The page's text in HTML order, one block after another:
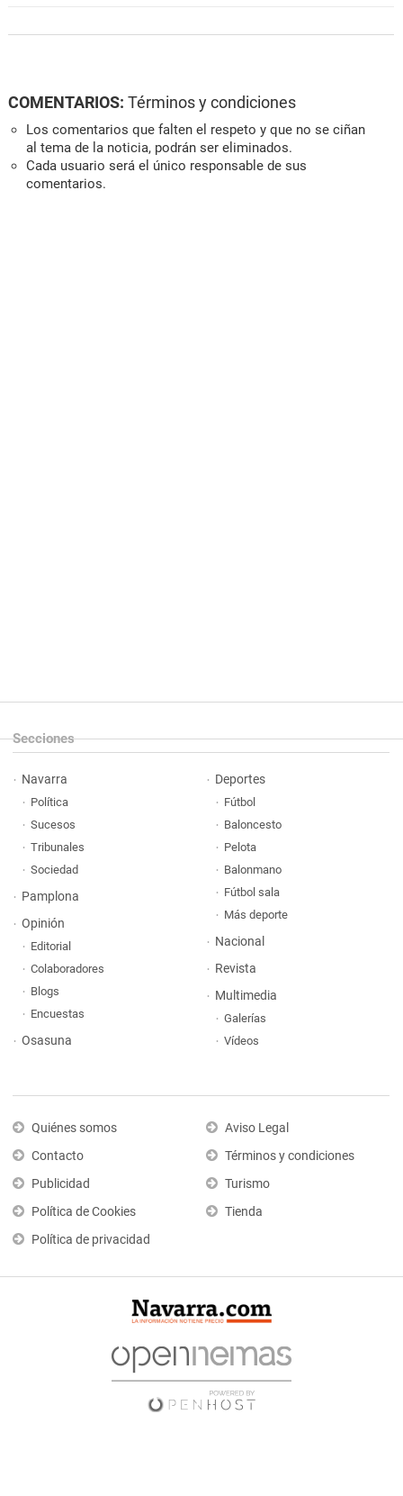
COMENTARIOS: Términos y condiciones
Los comentarios que falten el respeto y que no se ciñan
al tema de la noticia, podrán ser eliminados.
Cada usuario será el único responsable de sus
comentarios.
Secciones
Navarra
Política
Sucesos
Tribunales
Sociedad
Pamplona
Opinión
Editorial
Colaboradores
Blogs
Encuestas
Osasuna
Deportes
Fútbol
Baloncesto
Pelota
Balonmano
Fútbol sala
Más deporte
Nacional
Revista
Multimedia
Galerías
Vídeos
Quiénes somos
Contacto
Publicidad
Política de Cookies
Política de privacidad
Aviso Legal
Términos y condiciones
Turismo
Tienda